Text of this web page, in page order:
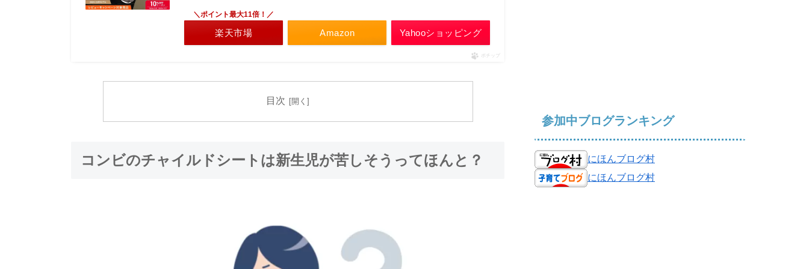
Amazon
＼ポイント最大11倍！／
楽天市場 Yahooショッピング
ポチップ
目次
コンビのチャイルドシートは新生児が苦しそうってほんと？
参加中ブログランキング
にほんブログ村
にほんブログ村